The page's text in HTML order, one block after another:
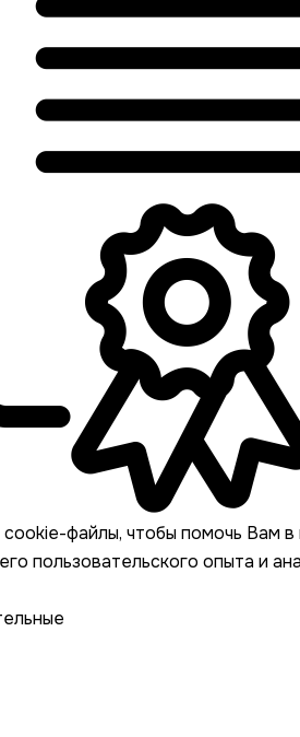
файлы, чтобы помочь Вам в
пользовательского опыта и